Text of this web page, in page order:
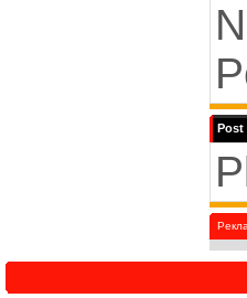
Post